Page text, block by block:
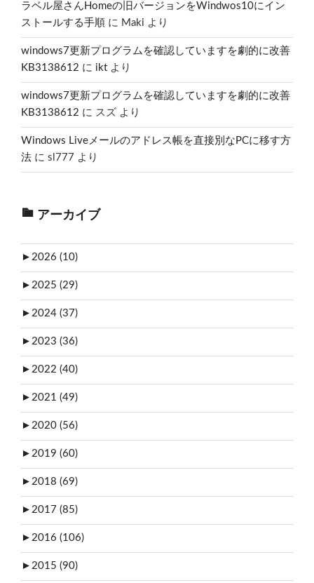
ラベル屋さんHomeの旧バージョンをWindwos10にイン
ストールする手順 に Maki より
windows7更新プログラムを確認していますを劇的に改善
KB3138612 に ikt より
windows7更新プログラムを確認していますを劇的に改善
KB3138612 に スズ より
Windows Liveメールのアドレス帳を直接別なPCに移す方
法 に sl777 より
アーカイブ
► 2026 (10)
► 2025 (29)
► 2024 (37)
► 2023 (36)
► 2022 (40)
► 2021 (49)
► 2020 (56)
► 2019 (60)
► 2018 (69)
► 2017 (85)
► 2016 (106)
► 2015 (90)